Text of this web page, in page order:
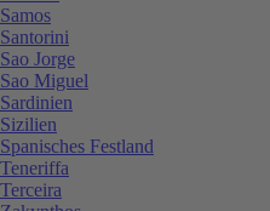
Samos
Santorini
Sao Jorge
Sao Miguel
Sardinien
Sizilien
Spanisches Festland
Teneriffa
Terceira